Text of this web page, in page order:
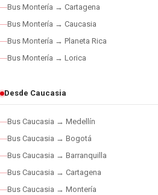
Bus Montería → Cartagena
Bus Montería → Caucasia
Bus Montería → Planeta Rica
Bus Montería → Lorica
Desde Caucasia
Bus Caucasia → Medellín
Bus Caucasia → Bogotá
Bus Caucasia → Barranquilla
Bus Caucasia → Cartagena
Bus Caucasia → Montería